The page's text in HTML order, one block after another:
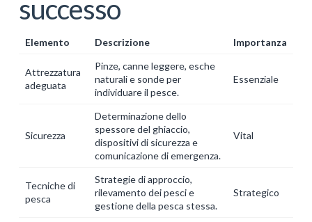
successo
Elemento Descrizione Importanza
Attrezzatura
adeguata
Pinze, canne leggere, esche
naturali e sonde per
individuare il pesce.
Essenziale
Sicurezza
Determinazione dello
spessore del ghiaccio,
dispositivi di sicurezza e
comunicazione di emergenza.
Vital
Tecniche di
pesca
Strategie di approccio,
rilevamento dei pesci e
gestione della pesca stessa.
Strategico